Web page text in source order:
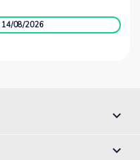
14/08/2026

